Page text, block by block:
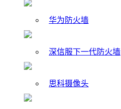
华为防火墙
深信服下一代防火墙
思科摄像头